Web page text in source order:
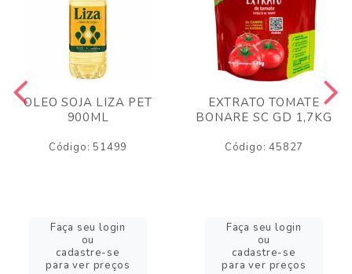
OLEO SOJA LIZA PET
900ML
Código: 51499
Faça seu login
ou
cadastre-se
para ver preços
EXTRATO TOMATE
BONARE SC GD 1,7KG
Código: 45827
Faça seu login
ou
cadastre-se
para ver preços